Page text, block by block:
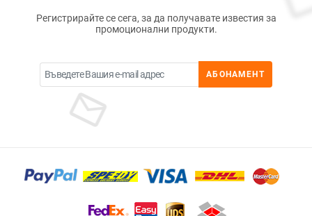
Регистрирайте се сега, за да получавате известия за
промоционални продукти.
АБОНАМЕНТ